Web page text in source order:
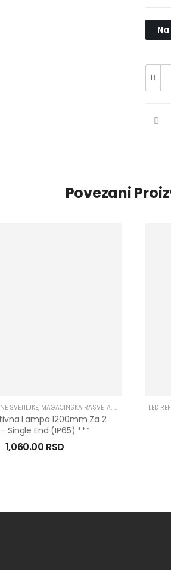
Povezani
,MAGACINSKA RASVETA,OSTALO
SVETILJKE, MAGACINSKA RASVETA, OSTALO
Lampa 1200mm Za 2
Single End (IP65) ***
1,060.00 RSD
LED